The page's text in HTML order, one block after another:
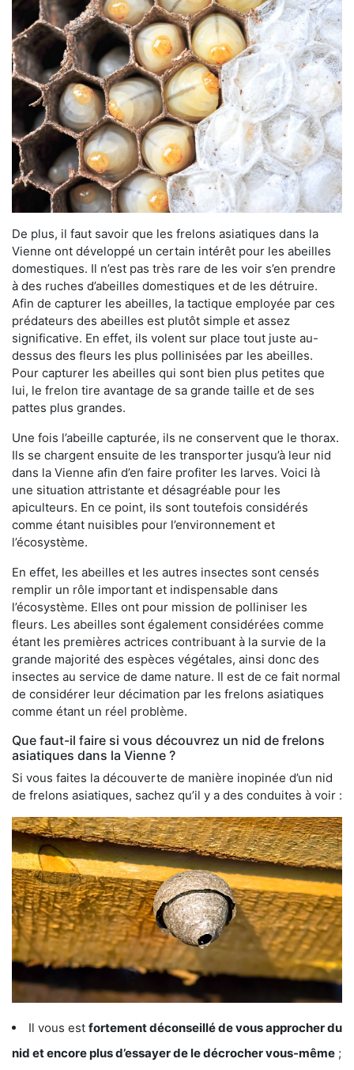
De plus, il faut savoir que les frelons asiatiques dans la
Vienne ont développé un certain intérêt pour les abeilles
domestiques. Il n’est pas très rare de les voir s’en prendre
à des ruches d’abeilles domestiques et de les détruire.
Afin de capturer les abeilles, la tactique employée par ces
prédateurs des abeilles est plutôt simple et assez
significative. En effet, ils volent sur place tout juste au-
dessus des fleurs les plus pollinisées par les abeilles.
Pour capturer les abeilles qui sont bien plus petites que
lui, le frelon tire avantage de sa grande taille et de ses
pattes plus grandes.
Une fois l’abeille capturée, ils ne conservent que le thorax.
Ils se chargent ensuite de les transporter jusqu’à leur nid
dans la Vienne afin d’en faire profiter les larves. Voici là
une situation attristante et désagréable pour les
apiculteurs. En ce point, ils sont toutefois considérés
comme étant nuisibles pour l’environnement et
l’écosystème.
En effet, les abeilles et les autres insectes sont censés
remplir un rôle important et indispensable dans
l’écosystème. Elles ont pour mission de polliniser les
fleurs. Les abeilles sont également considérées comme
étant les premières actrices contribuant à la survie de la
grande majorité des espèces végétales, ainsi donc des
insectes au service de dame nature. Il est de ce fait normal
de considérer leur décimation par les frelons asiatiques
comme étant un réel problème.
Que faut-il faire si vous découvrez un nid de frelons
asiatiques dans la Vienne ?
Si vous faites la découverte de manière inopinée d’un nid
de frelons asiatiques, sachez qu’il y a des conduites à voir :
Il vous est fortement déconseillé de vous approcher du
nid et encore plus d’essayer de le décrocher vous-même ;